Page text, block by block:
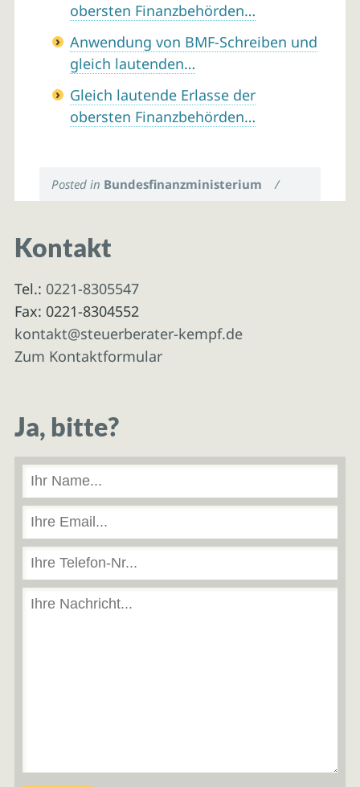
obersten Finanzbehörden…
Anwendung von BMF-Schreiben und
gleich lautenden…
Gleich lautende Erlasse der
obersten Finanzbehörden…
Posted in Bundesfinanzministerium /
Kontakt
Tel.: 0221-8305547
Fax: 0221-8304552
kontakt@steuerberater-kempf.de
Zum Kontaktformular
Ja, bitte?